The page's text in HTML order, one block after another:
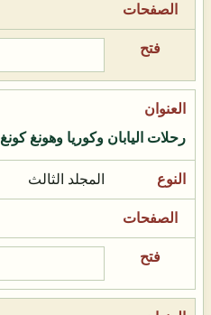
رحلات اليابان وكوريا وهونغ كونغ
المجلد الثالث